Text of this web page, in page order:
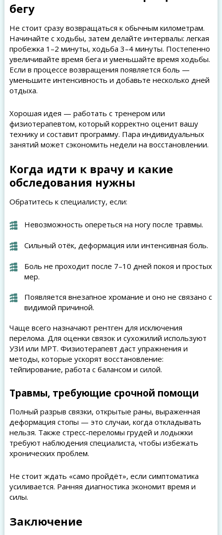
бегу
Не стоит сразу возвращаться к обычным километрам.
Начинайте с ходьбы, затем делайте интервалы: легкая
пробежка 1–2 минуты, ходьба 3–4 минуты. Постепенно
увеличивайте время бега и уменьшайте время ходьбы.
Если в процессе возвращения появляется боль —
уменьшите интенсивность и добавьте несколько дней
отдыха.
Хорошая идея — работать с тренером или
физиотерапевтом, который корректно оценит вашу
технику и составит программу. Пара индивидуальных
занятий может сэкономить недели на восстановлении.
Когда идти к врачу и какие
обследования нужны
Обратитесь к специалисту, если:
Невозможность опереться на ногу после травмы.
Сильный отёк, деформация или интенсивная боль.
Боль не проходит после 7–10 дней покоя и простых
мер.
Появляется внезапное хромание и оно не связано с
видимой причиной.
Чаще всего назначают рентген для исключения
перелома. Для оценки связок и сухожилий используют
УЗИ или МРТ. Физиотерапевт даст упражнения и
методы, которые ускорят восстановление:
тейпирование, работа с балансом и силой.
Травмы, требующие срочной помощи
Полный разрыв связки, открытые раны, выраженная
деформация стопы — это случаи, когда откладывать
нельзя. Также стресс-переломы грудей и лодыжки
требуют наблюдения специалиста, чтобы избежать
хронических проблем.
Не стоит ждать «само пройдёт», если симптоматика
усиливается. Ранняя диагностика экономит время и
силы.
Заключение